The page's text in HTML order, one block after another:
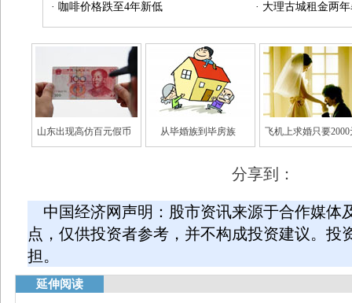
· 咖啡价格跌至4年新低 · 大理古城租金两
山东出现高仿百元假币 从毕婚族到毕房族 飞机上求婚只要2000
分享到：
中国经济网声明：股市资讯来源于合作媒体
点，仅供投资者参考，并不构成投资建议。投
担。
延伸阅读